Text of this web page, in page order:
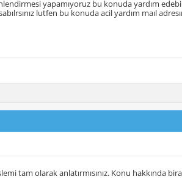
yapamıyoruz bu konuda yardım
lutfen bu konuda acil yardım maıl
tam olarak anlatırmısınız. Konu hakkında